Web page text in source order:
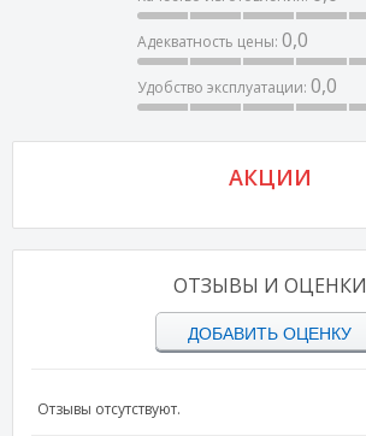
Адекватность цены: 0,0
Удобство эксплуатации: 0,0
АКЦИИ
ОТЗЫВЫ И ОЦЕНКИ
ДОБАВИТЬ ОЦЕНКУ
Отзывы отсутствуют.